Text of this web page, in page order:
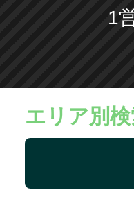
1
エリア別